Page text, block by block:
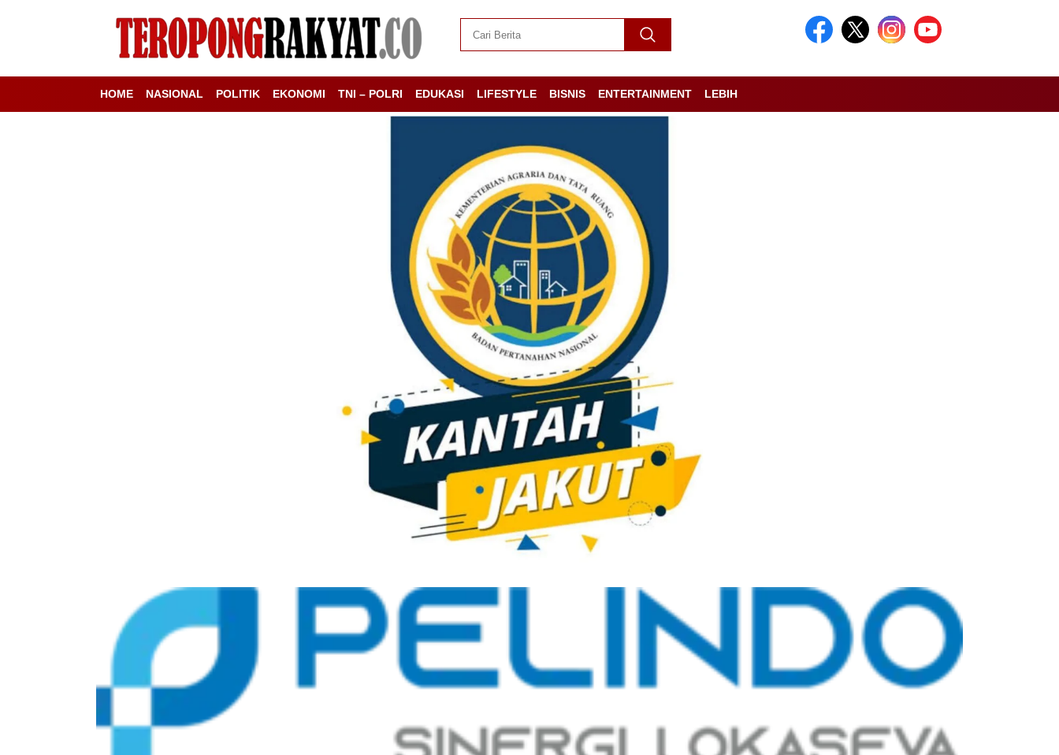
HOME NASIONAL POLITIK EKONOMI TNI – POLRI EDUKASI LIFESTYLE BISNIS ENTERTAINMENT LEBIH